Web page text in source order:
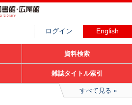
ログイン English
資料検索
雑誌タイトル索引
すべて見る